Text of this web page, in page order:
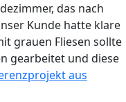
das nach
Kunde hatte klare
grauen Fliesen sollte
gearbeitet und diese
aus